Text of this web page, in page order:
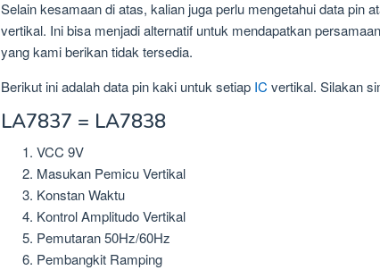
Selain kesamaan di atas, kalian juga perlu mengetahui data pin
vertikal. Ini bisa menjadi alternatif untuk mendapatkan
yang kami berikan tidak tersedia.
Berikut ini adalah data pin kaki untuk setiap IC vertikal. Silakan
LA7837 = LA7838
VCC 9V
Masukan Pemicu Vertikal
Konstan Waktu
Kontrol Amplitudo Vertikal
Pemutaran 50Hz/60Hz
Pembangkit Ramping